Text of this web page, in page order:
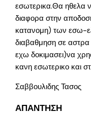
εσωτερικα.Θα ηθελα
διαφορα στην
κατανομη) των εσω-
διαβαθμηση σε
εχω δοκιμασει)να
κανη εσωτερικο και
Σαββουλιδης Τασος
ΑΠΑΝΤΗΣΗ